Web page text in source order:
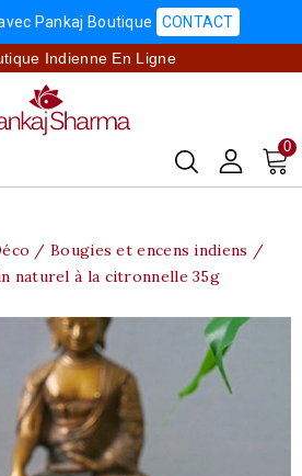
Pankaj Boutique CONTACT
Indienne En Ligne
0
Bougies et encens indiens
naturel à la citronnelle 35g